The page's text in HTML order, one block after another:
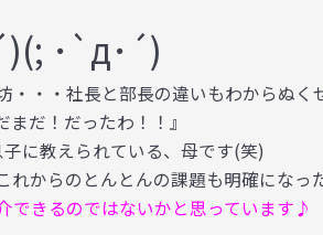
･`д･´)
・・・社長と部長の違いもわからぬく
まだ！だったわ！！』
に教えられている、母です(笑)
れからのとんとんの課題も明確になっ
できるのではないかと思っています♪